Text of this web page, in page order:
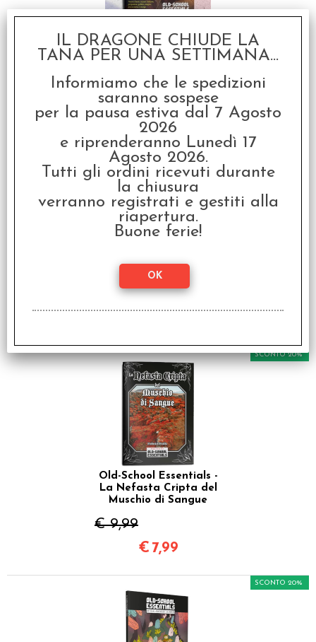
Old-School Essentials -
Carcass Crawler Vol.1
€ 7,99
del Giorno
€ 9,99
Old-School Essentials -
La Nefasta Cripta del
Muschio di Sangue
€ 9,99
SCONTO 20%
€ 7,99
SCONTO 20%
IL DRAGONE CHIUDE LA
TANA PER UNA SETTIMANA...
Informiamo che le spedizioni
saranno sospese
per la pausa estiva dal 7 Agosto
2026
e riprenderanno Lunedì 17
Agosto 2026.
Tutti gli ordini ricevuti durante
la chiusura
verranno registrati e gestiti alla
riapertura.
Buone ferie!